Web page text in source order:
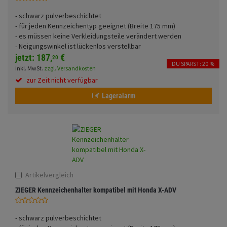
Gepäck Zubehör
Zubehör
Merchandise
- schwarz pulverbeschichtet
- für jeden Kennzeichentyp geeignet (Breite 175 mm)
- es müssen keine Verkleidungsteile verändert werden
- Neigungswinkel ist lückenlos verstellbar
jetzt: 187,20 €
DU SPARST: 20 %
inkl. MwSt. zzgl. Versandkosten
zur Zeit nicht verfügbar
Lageralarm
Artikelvergleich
ZIEGER Kennzeichenhalter kompatibel mit Honda X-ADV
- schwarz pulverbeschichtet